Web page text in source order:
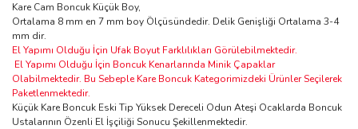
Kare Cam Boncuk Küçük Boy,
Ortalama 8 mm en 7 mm boy Ölçüsündedir. Delik Genişliği Ortalama 3-4
mm dir.
El Yapımı Olduğu İçin Ufak Boyut Farklılıkları Görülebilmektedir.
El Yapımı Olduğu İçin Boncuk Kenarlarında Minik Çapaklar
Olabilmektedir. Bu Sebeple Kare Boncuk Kategorimizdeki Ürünler Seçilerek
Paketlenmektedir.
Küçük Kare Boncuk Eski Tip Yüksek Dereceli Odun Ateşi Ocaklarda Boncuk
Ustalarının Özenli El İşçiliği Sonucu Şekillenmektedir.